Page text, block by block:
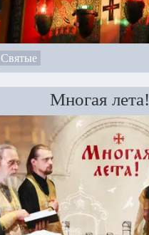
Святые
Многая лета!